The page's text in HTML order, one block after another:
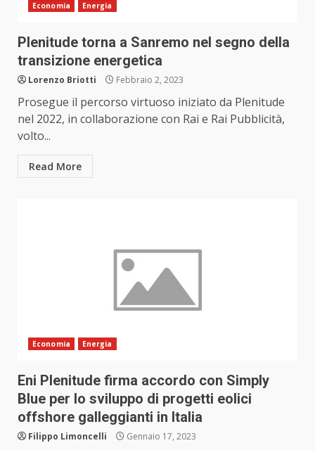
Economia Energia
Plenitude torna a Sanremo nel segno della
transizione energetica
Lorenzo Briotti Febbraio 2, 2023
Prosegue il percorso virtuoso iniziato da Plenitude
nel 2022, in collaborazione con Rai e Rai Pubblicità,
volto...
Read More
Economia Energia
Eni Plenitude firma accordo con Simply
Blue per lo sviluppo di progetti eolici
offshore galleggianti in Italia
Filippo Limoncelli Gennaio 17, 2023